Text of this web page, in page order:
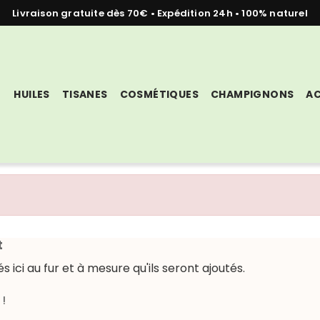
Livraison gratuite dès 70€ • Expédition 24h • 100% naturel
HUILES TISANES COSMÉTIQUES CHAMPIGNONS
ici au fur et à mesure qu'ils seront ajoutés.